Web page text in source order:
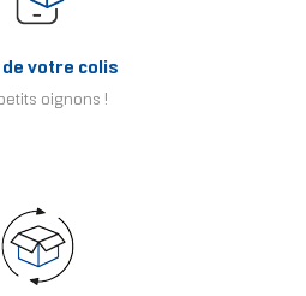
de votre colis
oignons !